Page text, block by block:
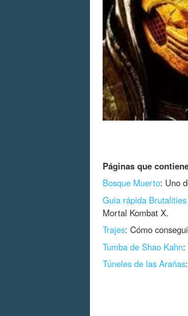
Páginas que
Bosque Muerto: Uno
Guia rápida
Mortal Kombat X.
Trajes: Cómo
Tumba de Shao Kahn:
Túneles de las Arañas